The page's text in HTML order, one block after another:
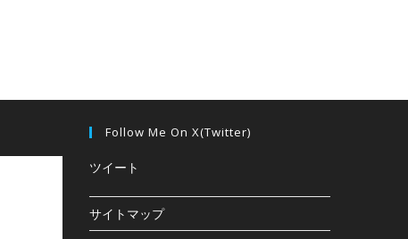
Follow Me On X(Twitter)
ツイート
サイトマップ